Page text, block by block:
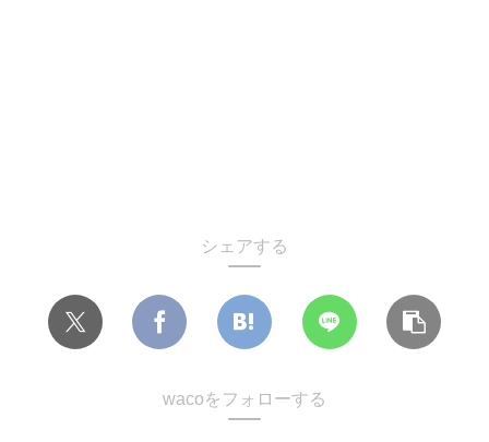
シェアする
wacoをフォローする